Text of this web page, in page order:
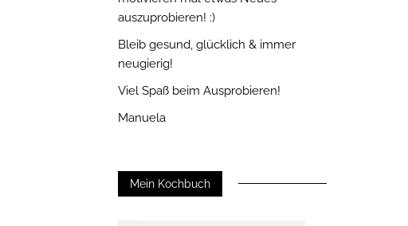
auszuprobieren! :)
Bleib gesund, glücklich & immer
neugierig!
Viel Spaß beim Ausprobieren!
Manuela
Mein Kochbuch